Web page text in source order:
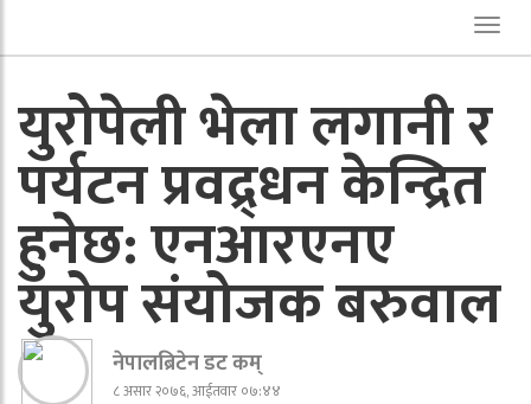
युरोपेली भेला लगानी र
पर्यटन प्रवद्र्धन केन्द्रित
हुनेछ: एनआरएनए
युरोप संयोजक बरुवाल
नेपालब्रिटेन डट कम्
८ असार २०७६, आईतवार ०७:४४